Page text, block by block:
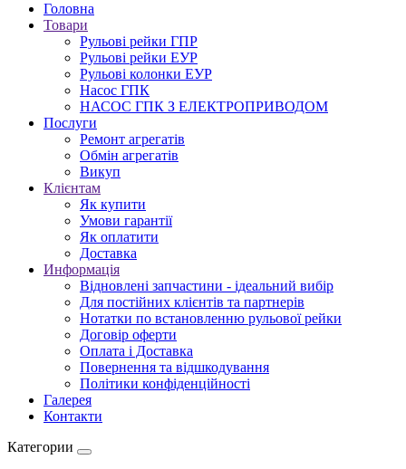
Головна
Товари
Рульові рейки ГПР
Рульові рейки ЕУР
Рульові колонки ЕУР
Насос ГПК
НАСОС ГПК З ЕЛЕКТРОПРИВОДОМ
Послуги
Ремонт агрегатів
Обмін агрегатів
Викуп
Клієнтам
Як купити
Умови гарантії
Як оплатити
Доставка
Информація
Відновлені запчастини - ідеальний вибір
Для постійних клієнтів та партнерів
Нотатки по встановленню рульової рейки
Договір оферти
Оплата і Доставка
Повернення та відшкодування
Політики конфіденційності
Галерея
Контакти
Категории